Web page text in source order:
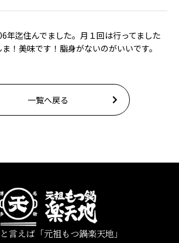
年迄住んでました。月１回は行ってました
！美味です！脂身がないのがいいです。
一覧へ戻る
言えば「元祖もつ鍋楽天地」